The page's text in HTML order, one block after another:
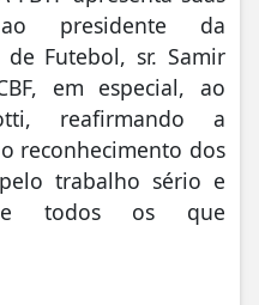
presidente da
de Futebol, sr. Samir
em especial, ao
reafirmando a
reconhecimento dos
trabalho sério e
todos os que